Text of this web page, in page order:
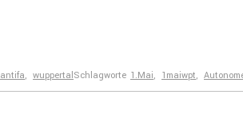
antifa, wuppertalSchlagworte 1.Mai, 1maiwpt,